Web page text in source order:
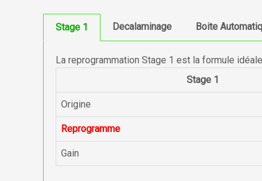
Stage 1 Decalaminage Boite
La reprogrammation Stage 1 est la formule
Stage 1
Origine
Reprogramme
Gain